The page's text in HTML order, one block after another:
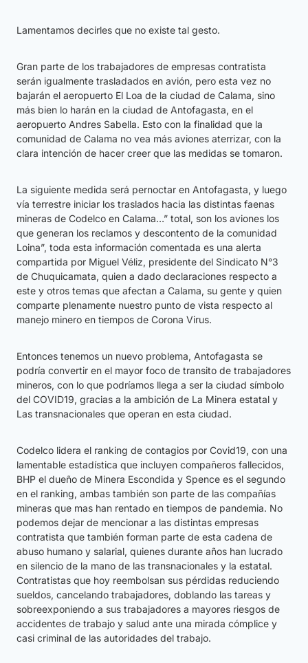
Lamentamos decirles que no existe tal gesto.
Gran parte de los trabajadores de empresas contratista
serán igualmente trasladados en avión, pero esta vez no
bajarán el aeropuerto El Loa de la ciudad de Calama, sino
más bien lo harán en la ciudad de Antofagasta, en el
aeropuerto Andres Sabella. Esto con la finalidad que la
comunidad de Calama no vea más aviones aterrizar, con la
clara intención de hacer creer que las medidas se tomaron.
La siguiente medida será pernoctar en Antofagasta, y luego
vía terrestre iniciar los traslados hacia las distintas faenas
mineras de Codelco en Calama…” total, son los aviones los
que generan los reclamos y descontento de la comunidad
Loina”, toda esta información comentada es una alerta
compartida por Miguel Véliz, presidente del Sindicato N°3
de Chuquicamata, quien a dado declaraciones respecto a
este y otros temas que afectan a Calama, su gente y quien
comparte plenamente nuestro punto de vista respecto al
manejo minero en tiempos de Corona Virus.
Entonces tenemos un nuevo problema, Antofagasta se
podría convertir en el mayor foco de transito de trabajadores
mineros, con lo que podríamos llega a ser la ciudad símbolo
del COVID19, gracias a la ambición de La Minera estatal y
Las transnacionales que operan en esta ciudad.
Codelco lidera el ranking de contagios por Covid19, con una
lamentable estadística que incluyen compañeros fallecidos,
BHP el dueño de Minera Escondida y Spence es el segundo
en el ranking, ambas también son parte de las compañías
mineras que mas han rentado en tiempos de pandemia. No
podemos dejar de mencionar a las distintas empresas
contratista que también forman parte de esta cadena de
abuso humano y salarial, quienes durante años han lucrado
en silencio de la mano de las transnacionales y la estatal.
Contratistas que hoy reembolsan sus pérdidas reduciendo
sueldos, cancelando trabajadores, doblando las tareas y
sobreexponiendo a sus trabajadores a mayores riesgos de
accidentes de trabajo y salud ante una mirada cómplice y
casi criminal de las autoridades del trabajo.